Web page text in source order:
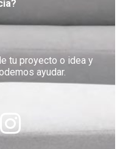
tu proyecto o idea y
ayudar.